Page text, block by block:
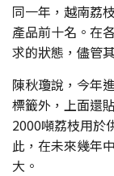
同一年，越南荔
產品前十名。在
求的狀態，儘管
陳秋瓊說，今年
標籤外，上面還
2000噸荔枝用於
此，在未來幾年
大。